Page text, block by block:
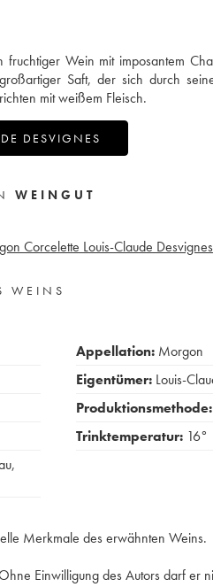
Wein mit imposantem
Saft, der sich durch
mit weißem Fleisch.
DESVIGNES
WEINGUT
Corcelette Louis-Claude Desvignes
WEINS
,
Appellation: Morgon
Eigentümer: Louis-
Produktionsmethode:
Trinktemperatur: 16°
Merkmale des erwähnten Weins.
Einwilligung des Autors darf er